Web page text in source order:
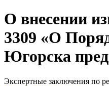
О внесении
3309 «О
Югорска
Экспертные заключения по